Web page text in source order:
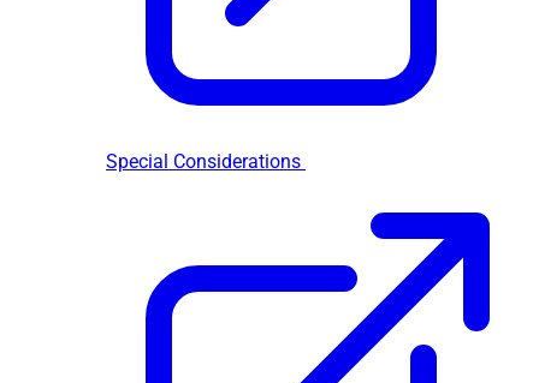
Special Considerations